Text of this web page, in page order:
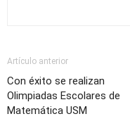
Artículo anterior
Con éxito se realizan
Olimpiadas Escolares de
Matemática USM